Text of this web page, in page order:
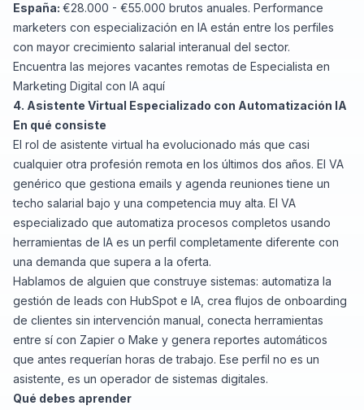
España: €28.000 - €55.000 brutos anuales. Performance
marketers con especialización en IA están entre los perfiles
con mayor crecimiento salarial interanual del sector.
Encuentra las mejores vacantes remotas de Especialista en
Marketing Digital con IA aquí
4. Asistente Virtual Especializado con Automatización IA
En qué consiste
El rol de asistente virtual ha evolucionado más que casi
cualquier otra profesión remota en los últimos dos años. El VA
genérico que gestiona emails y agenda reuniones tiene un
techo salarial bajo y una competencia muy alta. El VA
especializado que automatiza procesos completos usando
herramientas de IA es un perfil completamente diferente con
una demanda que supera a la oferta.
Hablamos de alguien que construye sistemas: automatiza la
gestión de leads con HubSpot e IA, crea flujos de onboarding
de clientes sin intervención manual, conecta herramientas
entre sí con Zapier o Make y genera reportes automáticos
que antes requerían horas de trabajo. Ese perfil no es un
asistente, es un operador de sistemas digitales.
Qué debes aprender